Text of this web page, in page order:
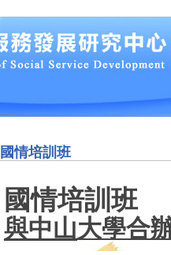
國情培訓班
國情培訓班
與中山大學合